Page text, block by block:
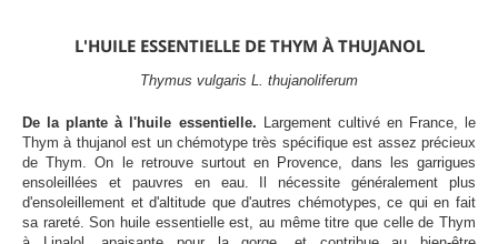
L'HUILE ESSENTIELLE DE THYM À THUJANOL
Thymus vulgaris L. thujanoliferum
De la plante à l'huile essentielle. Largement cultivé en France, le
Thym à thujanol est un chémotype très spécifique est assez précieux
de Thym. On le retrouve surtout en Provence, dans les garrigues
ensoleillées et pauvres en eau. Il nécessite généralement plus
d'ensoleillement et d'altitude que d'autres chémotypes, ce qui en fait
sa rareté. Son huile essentielle est, au même titre que celle de Thym